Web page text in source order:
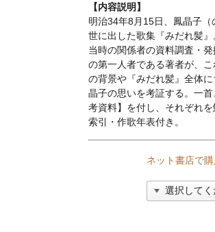
【内容説明】
明治34年8月15日、鳳晶子
世に出した歌集『みだれ髪
当時の関係者の資料調査・
の第一人者である著者が、
の背景や『みだれ髪』全体
晶子の思いを考証する。一
考資料】を付し、それぞれ
索引・作歌年表付き。
ネット書店で